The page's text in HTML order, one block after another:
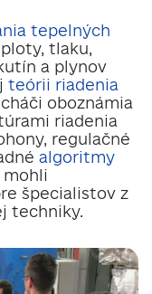
tepelných
tlaku,
a plynov
teórii riadenia
oboznámia
riadenia
regulačné
algoritmy
mohli
špecialistov z
techniky.